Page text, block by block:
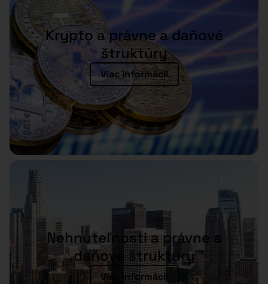
Krypto a právne a daňové
štruktúry
Viac informácií
Nehnuteľnosti a právne a
daňové štruktúry
Viac informácií